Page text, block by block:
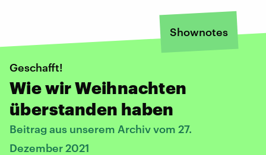
Shownotes
Geschafft!
Wie wir Weihnachten
überstanden haben
Beitrag aus unserem Archiv vom 27.
Dezember 2021